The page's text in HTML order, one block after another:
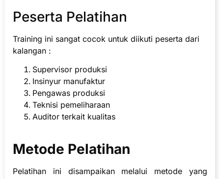
Peserta Pelatihan
Training ini sangat cocok untuk diikuti peserta dari
kalangan :
Supervisor produksi
Insinyur manufaktur
Pengawas produksi
Teknisi pemeliharaan
Auditor terkait kualitas
Metode Pelatihan
Pelatihan ini disampaikan melalui metode yang